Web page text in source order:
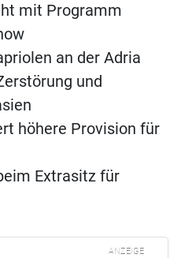
mit Programm
an der Adria
und
höhere Provision für
Extrasitz für
ANZEIGE